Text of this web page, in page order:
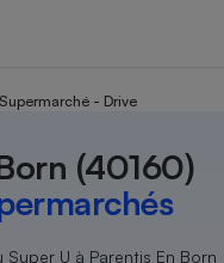
Supermarché - Drive
(40160)
U à Parentis En Born
Additifs
de défense
judiciairegratuit
- Vente - Travaux
administrative
aérien